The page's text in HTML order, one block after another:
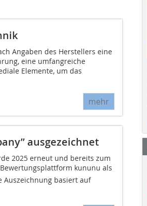
Angaben des Herstellers eine
eine umfangreiche
Elemente, um das
mehr
ausgezeichnet
2025 erneut und bereits zum
kununu als
Auszeichnung basiert auf